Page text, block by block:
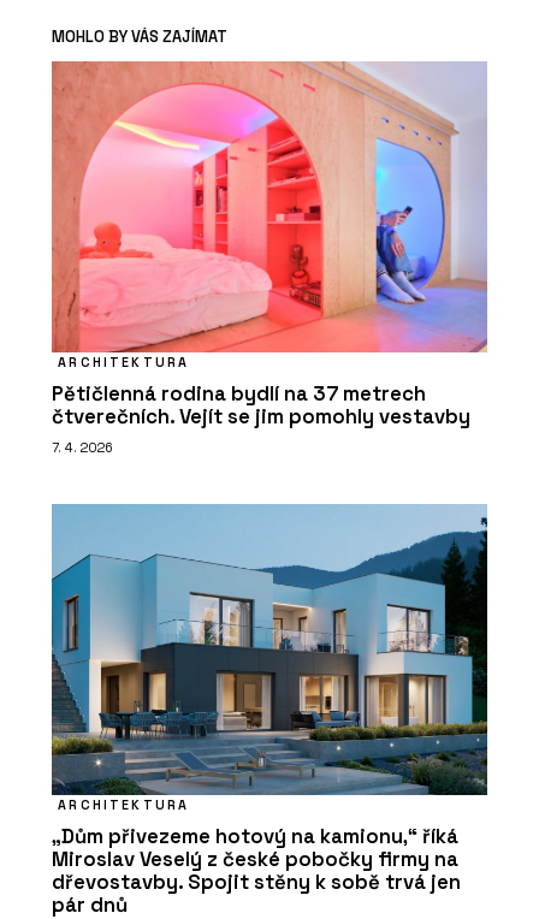
MOHLO BY VÁS ZAJÍMAT
ARCHITEKTURA
Pětičlenná rodina bydlí na 37 metrech
čtverečních. Vejít se jim pomohly vestavby
7. 4. 2026
ARCHITEKTURA
„Dům přivezeme hotový na kamionu,“ říká
Miroslav Veselý z české pobočky firmy na
dřevostavby. Spojit stěny k sobě trvá jen
pár dnů